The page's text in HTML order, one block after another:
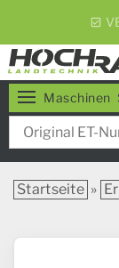
5%
Maschinen
Startseite »